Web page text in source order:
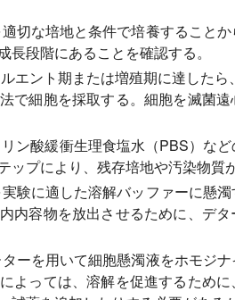
切な培地と条件で培養すること
段階にあることを確認する。
エント期または増殖期に達したら
で細胞を採取する。細胞を滅菌遠
ン酸緩衝生理食塩水（PBS）な
プにより、残存培地や汚染物質
験に適した溶解バッファーに懸
内容物を放出させるために、デ
ーを用いて細胞懸濁液をホモジ
よっては、溶解を促進するため